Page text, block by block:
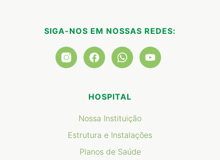
SIGA-NOS EM NOSSAS REDES:
HOSPITAL
Nossa Instituição
Estrutura e Instalações
Planos de Saúde